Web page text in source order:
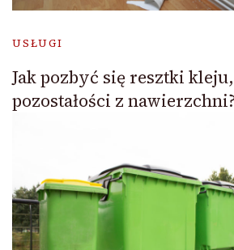
USŁUGI
Jak pozbyć się resztki
pozostałości z nawierzchni?